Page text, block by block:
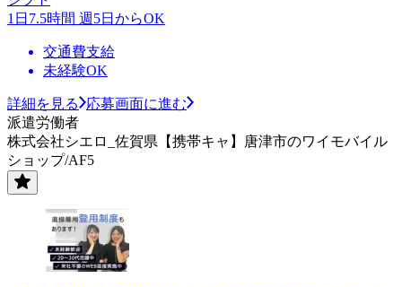
1日7.5時間 週5日からOK
交通費支給
未経験OK
詳細を見る
応募画面に進む
派遣労働者
株式会社シエロ_佐賀県【携帯キャ】唐津市のワイモバイル
ショップ/AF5